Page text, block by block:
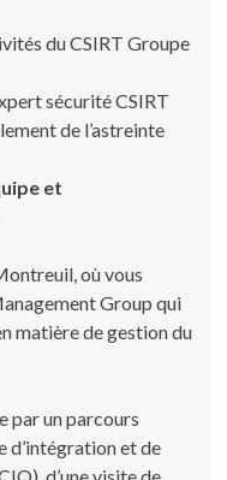
du CSIRT Groupe
sécurité CSIRT
de l’astreinte
et
où vous
Group qui
matière de gestion du
par un parcours
d’intégration et de